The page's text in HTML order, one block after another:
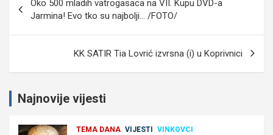
objava
Oko 500 mladih vatrogasaca na VII. Kupu DVD-a
Jarmina! Evo tko su najbolji… /FOTO/
KK SATIR Tia Lovrić izvrsna (i) u Koprivnici
Najnovije vijesti
TEMA DANA VIJESTI VINKOVCI